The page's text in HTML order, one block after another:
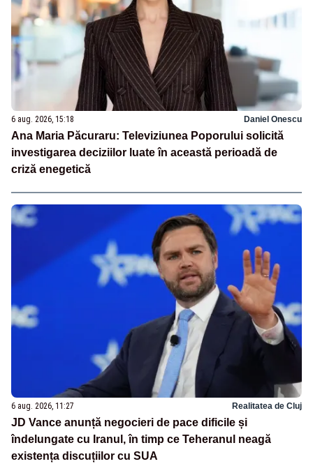
6 aug. 2026, 15:18 Daniel Onescu
Ana Maria Păcuraru: Televiziunea Poporului solicită
investigarea deciziilor luate în această perioadă de
criză enegetică
6 aug. 2026, 11:27 Realitatea de Cluj
JD Vance anunță negocieri de pace dificile și
îndelungate cu Iranul, în timp ce Teheranul neagă
existența discuțiilor cu SUA